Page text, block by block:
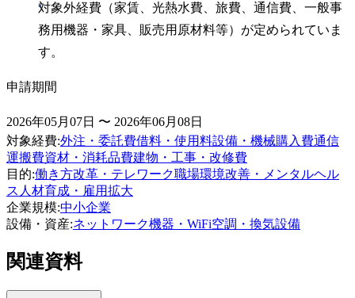
対象外経費（家賃、光熱水費、旅費、通信費、一般事
務用機器・家具、販売用原材料等）が定められていま
す。
申請期間
2026年05月07日 〜 2026年06月08日
対象経費:外注・委託費借料・使用料設備・機械購入費通信
運搬費資材・消耗品費建物・工事・改修費
目的:働き方改革・テレワーク職場環境改善・メンタルヘル
ス 人材育成・雇用拡大
企業規模:中小企業
設備・資産:ネットワーク機器・WiFi空調・換気設備
関連資料